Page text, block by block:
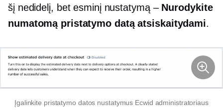
šį nedidelį, bet esminį nustatymą – Nurodykite
numatomą pristatymo datą atsiskaitydami.
Įgalinkite pristatymo datos nustatymus Ecwid administratoriaus